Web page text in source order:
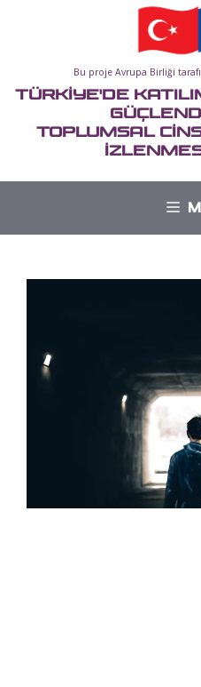
Bu proje Avrupa Birliği
TÜRKİYE'DE
TOPLUMSAL